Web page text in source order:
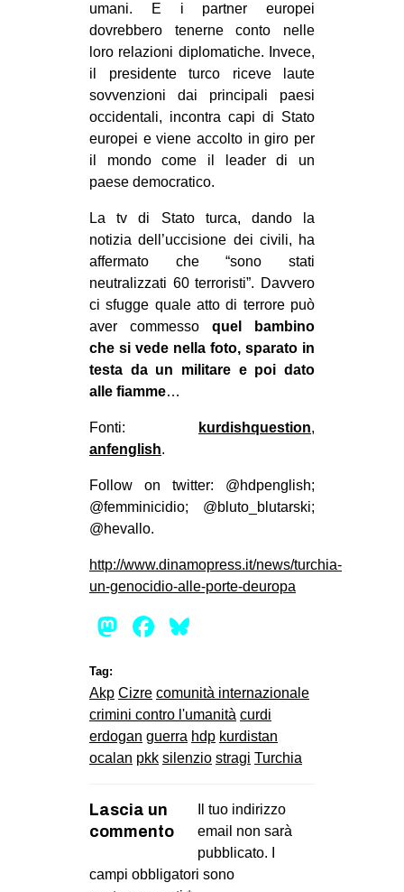
umani. E i partner europei
dovrebbero tenerne conto nelle
loro relazioni diplomatiche. Invece,
il presidente turco riceve laute
sovvenzioni dai principali paesi
occidentali, incontra capi di Stato
europei e viene accolto in giro per
il mondo come il leader di un
paese democratico.
La tv di Stato turca, dando la
notizia dell’uccisione dei civili, ha
affermato che “sono stati
neutralizzati 60 terroristi”. Davvero
ci sfugge quale atto di terrore può
aver commesso quel bambino
che si vede nella foto, sparato in
testa da un militare e poi dato
alle fiamme…
Fonti: kurdishquestion,
anfenglish.
Follow on twitter: @hdpenglish;
@femminicidio; @bluto_blutarski;
@hevallo.
http://www.dinamopress.it/news/turchia-
un-genocidio-alle-porte-deuropa
Mastodon
Facebook
Tag:
Akp Cizre comunità internazionale
crimini contro l'umanità curdi
erdogan guerra hdp kurdistan
ocalan pkk silenzio stragi Turchia
Lascia un
commento
Il tuo indirizzo
email non sarà
pubblicato.
campi obbligatori sono